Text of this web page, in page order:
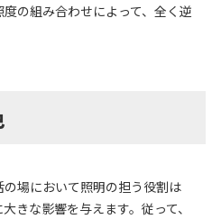
の組み合わせによって、全く逆
場において照明の担う役割は
きな影響を与えます。従って、